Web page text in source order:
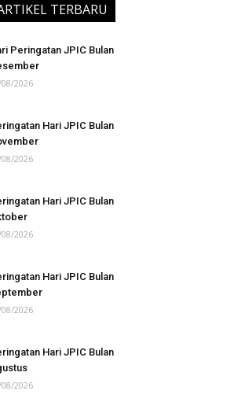
TERBARU
Peringatan JPIC Bulan
2026
Hari JPIC Bulan
2026
Hari JPIC Bulan
2026
Hari JPIC Bulan
2026
Hari JPIC Bulan
2026